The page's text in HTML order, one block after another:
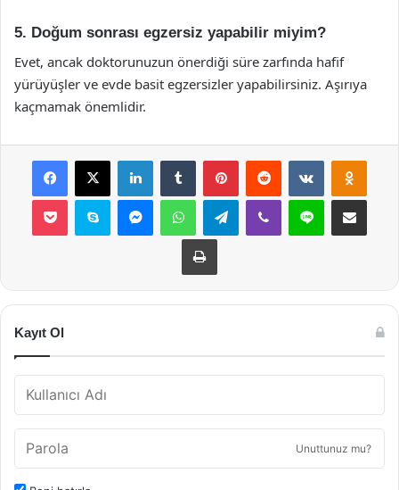
5. Doğum sonrası egzersiz yapabilir miyim?
Evet, ancak doktorunuzun önerdiği süre zarfında hafif
yürüyüşler ve evde basit egzersizler yapabilirsiniz. Aşırıya
kaçmamak önemlidir.
Facebook
X LinkedInTumblr PinterestReddit VKontakte
Pocket Skype MessengerWhatsAppTelegramViber Line E-Posta ile
Yazdır
Kayıt Ol
Unuttunuz mu?